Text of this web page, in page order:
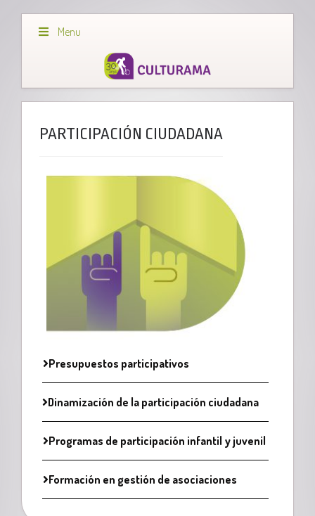
Menu
PARTICIPACIÓN CIUDADANA
Presupuestos participativos
Dinamización de la participación ciudadana
Programas de participación infantil y juvenil
Formación en gestión de asociaciones